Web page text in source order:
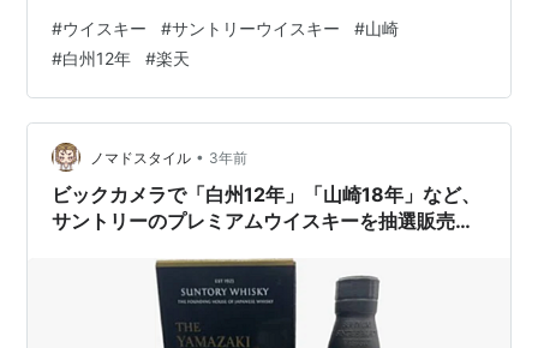
がとうございました。他の記事でもお得な情報をアップ
していますので、気に入った方は是非ご覧ください。ま
たスターやランキング、フォローなどで応援いただけま
すと励みになります！フォローや購読返しなどもしてい
ます。ランキング参加中【公式】2023年開設ブログラン
キング参加中ライ…
#ウイスキー #サントリーウイスキー #山崎
#白州12年 #楽天
ノマドスタイル • 3年前
ビックカメラで「白州12年」「山崎18年」など、
サントリーのプレミアムウイスキーを抽選販売